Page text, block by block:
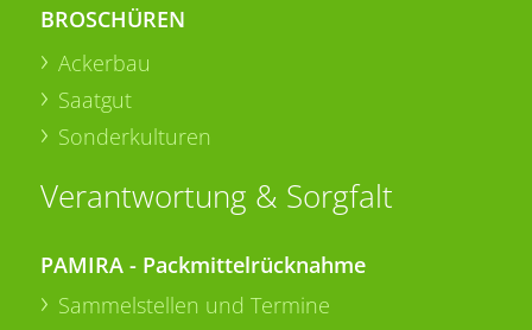
BROSCHÜREN
Ackerbau
Saatgut
Sonderkulturen
Verantwortung & Sorgfalt
PAMIRA - Packmittelrücknahme
Sammelstellen und Termine